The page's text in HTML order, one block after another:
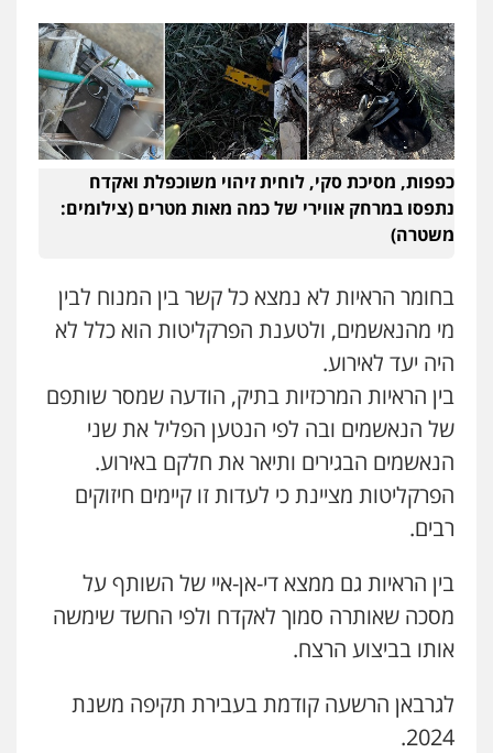
כבריאן, מזר – משרד עורכי דין
פלילי מעצרים וחקירות
0543986802
עו"ד אבי כהן
פלילי פשיעה חמורה קטינים אלימות
סמים עבירות מין
ויקי שמואל – משרד עו"ד
0528959600
קורל קרוז – עורך דין פלילי
משפט פלילי
0545437431
חמורה
0546657865
עו"ד שגיא אקו
עורכי דין לענייני אסירים
כפפות, מסיכת סקי, לוחית זיהוי משוכפלת ואקדח
נתפסו במרחק אווירי של כמה מאות מטרים (צילומים:
משטרה)
בחומר הראיות לא נמצא כל קשר בין המנוח לבין
מי מהנאשמים, ולטענת הפרקליטות הוא כלל לא
היה יעד לאירוע.
בין הראיות המרכזיות בתיק, הודעה שמסר שותפם
של הנאשמים ובה לפי הנטען הפליל את שני
הנאשמים הבגירים ותיאר את חלקם באירוע.
הפרקליטות מציינת כי לעדות זו קיימים חיזוקים
רבים.
בין הראיות גם ממצא די-אן-איי של השותף על
מסכה שאותרה סמוך לאקדח ולפי החשד שימשה
אותו בביצוע הרצח.
לגרבאן הרשעה קודמת בעבירת תקיפה משנת
2024.
עו"ד אייל בסרגליק
פלילי כלכלי צווארון לבן עורכי דין לענייני
אסירים אזרחי נדל"ן / עסקים
0528488515
עו"ד זוהר ארבל
פלילי פשיעה חמורה מעצרים וחקירות
עו"ד אסף דוק
פלילי עבירות מין סמים והימורים פשיעה
חמורה
עו"ד שלי גורביץ – לוי
משפט פלילי פשיעה חמורה מעצרים
צבאי
0544218336
פלילי פשיעה חמורה ליווי וייצוג בחקירות
ומעצרים
0508824984
עו"ד ירון גיגי
פלילי